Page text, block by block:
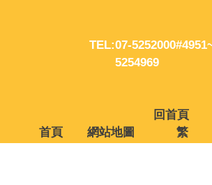
TEL:07-
5254969
回首頁
首頁
網站地圖 繁